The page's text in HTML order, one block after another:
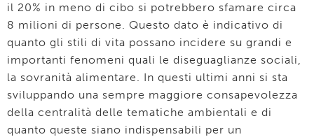
il 20% in meno di cibo si potrebbero sfamare circa
8 milioni di persone. Questo dato è indicativo di
quanto gli stili di vita possano incidere su grandi e
importanti fenomeni quali le diseguaglianze sociali,
la sovranità alimentare. In questi ultimi anni si sta
sviluppando una sempre maggiore consapevolezza
della centralità delle tematiche ambientali e di
quanto queste siano indispensabili per un